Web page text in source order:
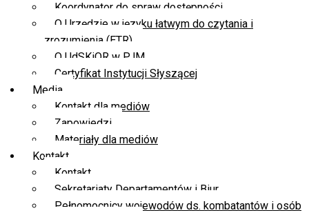
Koordynator do spraw dostępności
O Urzędzie w języku łatwym do czytania i
zrozumienia (ETR)
O UdSKiOR w PJM
Certyfikat Instytucji Słyszącej
Media
Kontakt dla mediów
Zapowiedzi
Materiały dla mediów
Kontakt
Kontakt
Sekretariaty Departamentów i Biur
Pełnomocnicy wojewodów ds. kombatantów i osób